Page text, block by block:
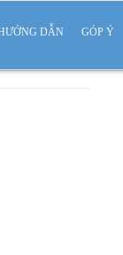
DẪN GÓP Ý